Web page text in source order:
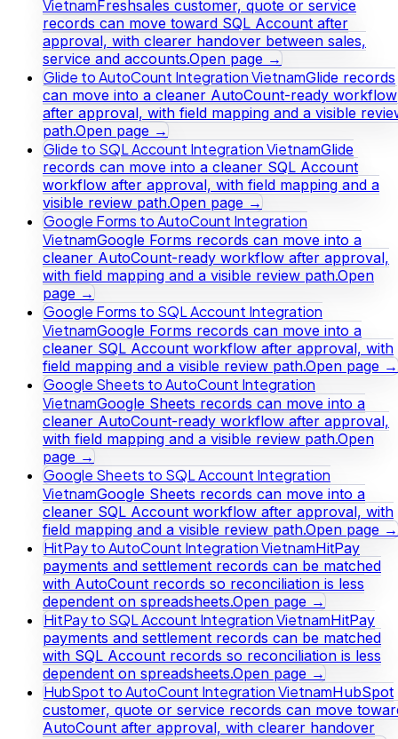
VietnamFreshsales customer, quote or service
records can move toward SQL Account after
approval, with clearer handover between sales,
service and accounts.Open page →
Glide to AutoCount Integration VietnamGlide records
can move into a cleaner AutoCount-ready workflow
after approval, with field mapping and a visible
path.Open page →
Glide to SQL Account Integration VietnamGlide
records can move into a cleaner SQL Account
workflow after approval, with field mapping and a
visible review path.Open page →
Google Forms to AutoCount Integration
VietnamGoogle Forms records can move into a
cleaner AutoCount-ready workflow after approval,
with field mapping and a visible review path.Open
page →
Google Forms to SQL Account Integration
VietnamGoogle Forms records can move into a
cleaner SQL Account workflow after approval, with
field mapping and a visible review path.Open page →
Google Sheets to AutoCount Integration
VietnamGoogle Sheets records can move into a
cleaner AutoCount-ready workflow after approval,
with field mapping and a visible review path.Open
page →
Google Sheets to SQL Account Integration
VietnamGoogle Sheets records can move into a
cleaner SQL Account workflow after approval, with
field mapping and a visible review path.Open page →
HitPay to AutoCount Integration VietnamHitPay
payments and settlement records can be matched
with AutoCount records so reconciliation is less
dependent on spreadsheets.Open page →
HitPay to SQL Account Integration VietnamHitPay
payments and settlement records can be matched
with SQL Account records so reconciliation is less
dependent on spreadsheets.Open page →
HubSpot to AutoCount Integration VietnamHubSpot
customer, quote or service records can move
AutoCount after approval, with clearer handover